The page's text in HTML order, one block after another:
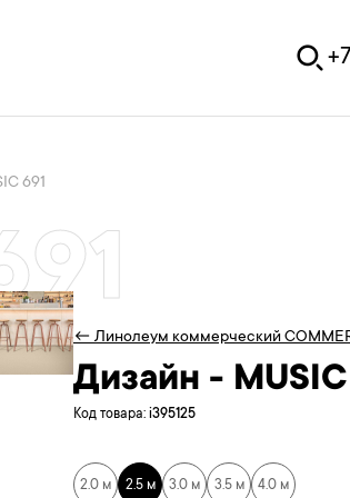
691
← Линолеум коммерческий
Дизайн - MUSIC
Код товара: i395125
2.0 м 2.5 м 3.0 м 3.5 м 4.0 м